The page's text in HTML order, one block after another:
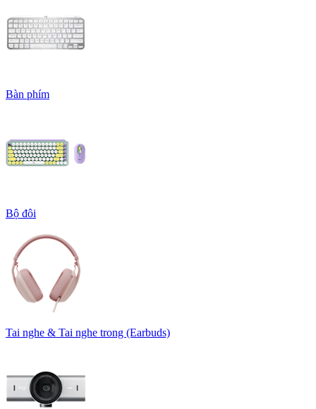
Bàn phím
Bộ đôi
Tai nghe & Tai nghe trong (Earbuds)